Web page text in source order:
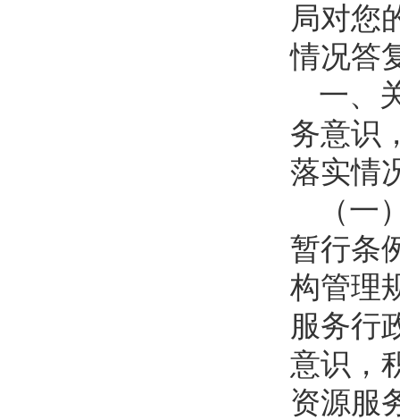
局对您
情况答
一、
务意识
落实情
（
暂行条
构管理
服务行
意识，
资源服